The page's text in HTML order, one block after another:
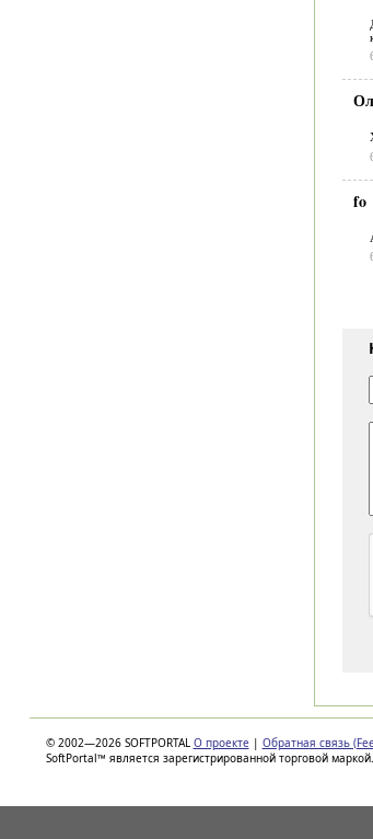
fo
© 2002—2026 SOFTPORTAL О проекте | Обратная связь
SoftPortal™ является зарегистрированной торговой